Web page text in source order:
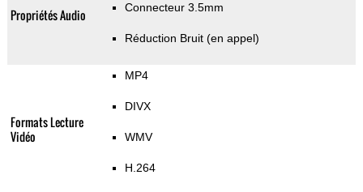
Propriétés Audio Connecteur 3.5mm
Réduction Bruit (en appel)
Formats Lecture
Vidéo
MP4
DIVX
WMV
H.264